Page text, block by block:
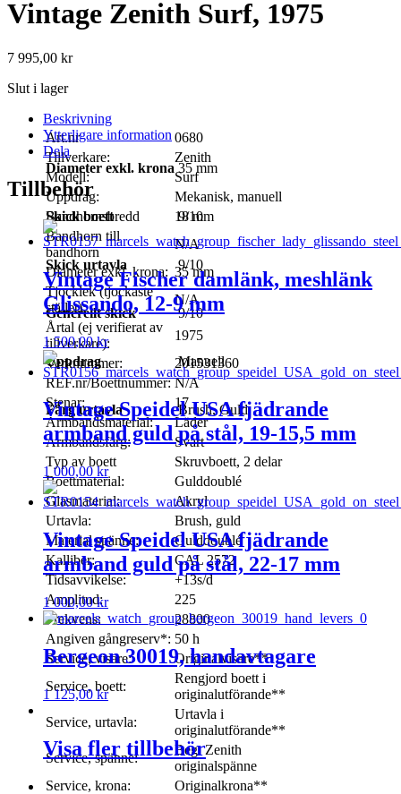
Vintage Zenith Surf, 1975
7 995,00 kr
Slut i lager
Beskrivning
Art.nr
0680
Tillverkare:
Zenith
Modell:
Surf
Uppdrag:
Mekanisk, manuell
Bandhornsbredd
18 mm
Bandhorn till
bandhorn
N/A
Diameter exkl. krona: 35 mm
Tjocklek (tjockaste
stället):
N/A
Årtal (ej verifierat av
tillverkare):
1975
Verknummer:
201531360
REF.nr/Boettnummer: N/A
Stenar:
17
Armbandsmaterial:
Läder
Armbandsfärg:
Svart
Typ av boett
Skruvboett, 2 delar
Boettmaterial:
Gulddoublé
Glasmaterial:
Akryl
Urtavla:
Brush, guld
Material spänne:
Gulddoublé
Kalliber:
CAL 2572
Tidsavvikelse:
+13s/d
Amplitud:
225
Frekvens:
28800
Angiven gångreserv*: 50 h
Service, visare:
Originalvisare**
Service, boett:
Rengjord boett i
originalutförande**
Service, urtavla:
Urtavla i
originalutförande**
Service, spänne:
Beg. Zenith
originalspänne
Service, krona:
Originalkrona**
Ytterligare information
Diameter exkl. krona 35 mm
Skick boett 9/10
Skick urtavla 9/10
Generellt skick 9/10
Uppdrag Manuell
Färg urtavla Brush, Guld
Dela
Tillbehör
Vintage Fischer damlänk, meshlänk
Glissando, 12-9 mm
1 500,00kr
Vintage Speidel USA fjädrande
armband guld på stål, 19-15,5 mm
1 000,00kr
Vintage Speidel USA fjädrande
armband guld på stål, 22-17 mm
1 000,00kr
Bergeon 30019, handavtagare
1 125,00kr
Visa fler tillbehör